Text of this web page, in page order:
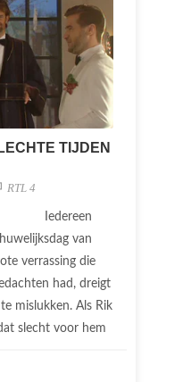
TIJDEN
RTL 4
Iedereen
van
verrassing die
had, dreigt
mislukken. Als Rik
slecht voor hem